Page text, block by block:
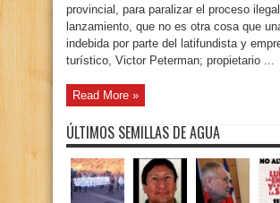
provincial, para paralizar el proceso
lanzamiento, que no es otra cosa que
indebida por parte del latifundista y
turístico, Victor Peterman; propietario ...
Read More »
ÚLTIMOS SEMILLAS DE AGUA